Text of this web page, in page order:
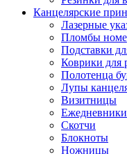
Канцелярские
Лазерные
Пломбы
Подставки
Коврики для
Полотенца
Лупы
Визитницы
Ежедневники
Скотчи
Блокноты
Ножницы